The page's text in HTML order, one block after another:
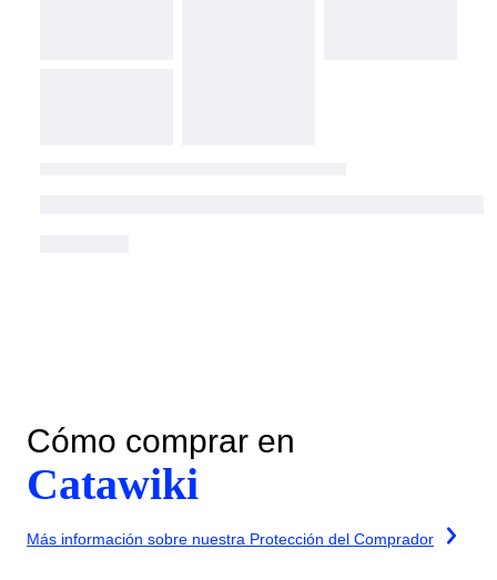
Cómo comprar en
Catawiki
Más información sobre nuestra Protección del Comprador